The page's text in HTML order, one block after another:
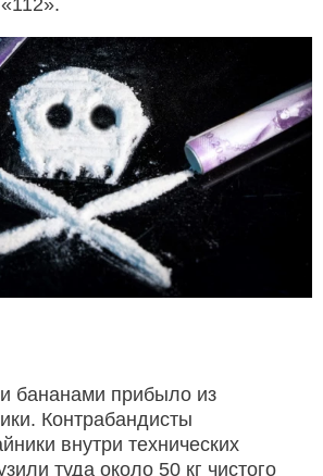
бананами прибыло из
Контрабандисты
внутри технических
туда около 50 кг чистого